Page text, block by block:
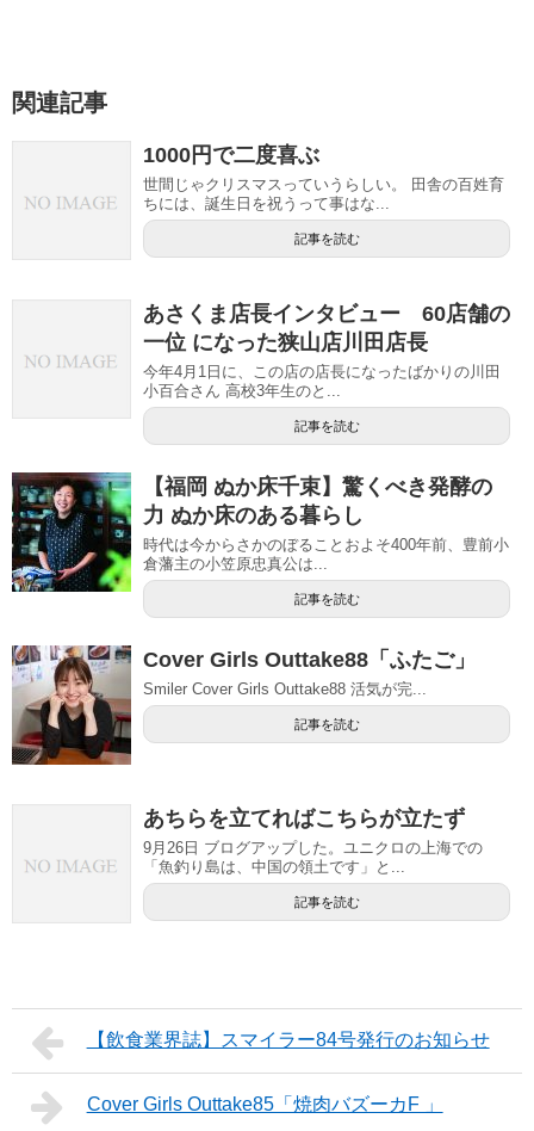
関連記事
1000円で二度喜ぶ
世間じゃクリスマスっていうらしい。 田舎の百姓育
ちには、誕生日を祝うって事はな...
記事を読む
あさくま店長インタビュー 60店舗の
一位 になった狭山店川田店長
今年4月1日に、この店の店長になったばかりの川田
小百合さん 高校3年生のと...
記事を読む
【福岡 ぬか床千束】驚くべき発酵の
力 ぬか床のある暮らし
時代は今からさかのぼることおよそ400年前、豊前小
倉藩主の小笠原忠真公は...
記事を読む
Cover Girls Outtake88「ふたご」
Smiler Cover Girls Outtake88 活気が完...
記事を読む
あちらを立てればこちらが立たず
9月26日 ブログアップした。ユニクロの上海での
「魚釣り島は、中国の領土です」と...
記事を読む
【飲食業界誌】スマイラー84号発行のお知らせ
Cover Girls Outtake85「焼肉バズーカF 」